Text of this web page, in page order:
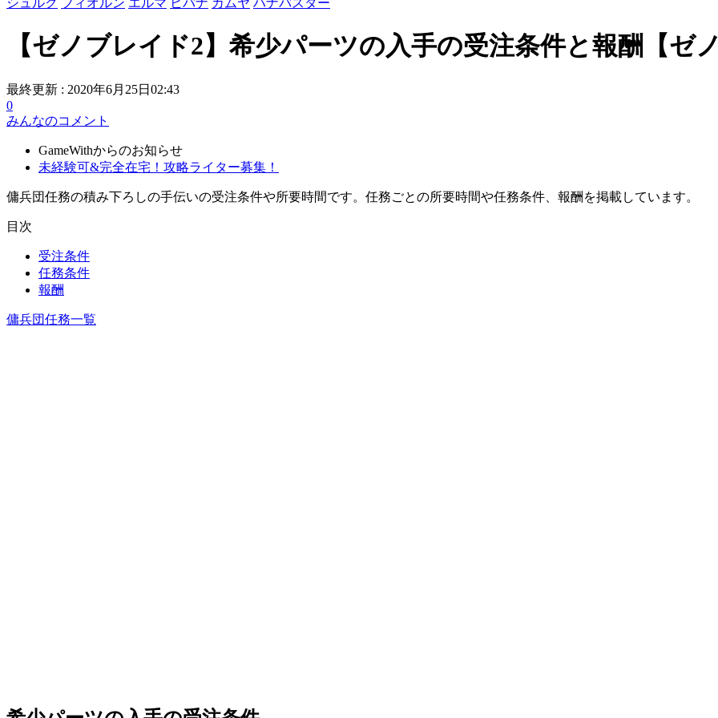
シュルク フィオルン エルマ ヒバナ カムヤ ハナバスター
【ゼノブレイド2】希少パーツの入手の受注条件と報酬【ゼ
最終更新 : 2020年6月25日02:43
0
みんなのコメント
GameWithからのお知らせ
未経験可&完全在宅！攻略ライター募集！
傭兵団任務の積み下ろしの手伝いの受注条件や所要時間です。任務ごとの所要時間や任務条件、報酬を掲載しています。
目次
受注条件
任務条件
報酬
傭兵団任務一覧